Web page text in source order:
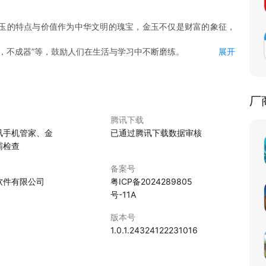
特点与价值作为中华文明的瑰宝，金玉不仅是财富的象征，
成器”等，鼓励人们在生活与学习中不断磨练。
展开
手机管家、金
检查
腾讯下载
已通过腾讯下载数据审核
有限公司
备案号
粤ICP备2024289805
号-11A
版本号
1.0.1.24324122231016
厂